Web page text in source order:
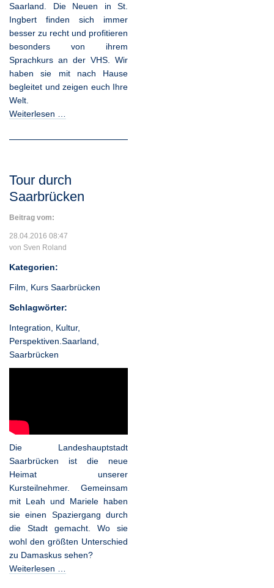
Saarland. Die Neuen in St.
Ingbert finden sich immer
besser zu recht und profitieren
besonders von ihrem
Sprachkurs an der VHS. Wir
haben sie mit nach Hause
begleitet und zeigen euch Ihre
Welt.
Weiterlesen …
Tour durch
Saarbrücken
Beitrag vom:
28.04.2016 08:47
von Sven Roland
Kategorien:
Film Kurs Saarbrücken
Schlagwörter:
Integration Kultur,
Perspektiven.Saarland
Saarbrücken
Die Landeshauptstadt
Saarbrücken ist die neue
Heimat unserer
Kursteilnehmer. Gemeinsam
mit Leah und Mariele haben
sie einen Spaziergang durch
die Stadt gemacht. Wo sie
wohl den größten Unterschied
zu Damaskus sehen?
Weiterlesen …